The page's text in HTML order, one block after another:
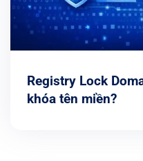
Registry Lock
khóa tên miền?